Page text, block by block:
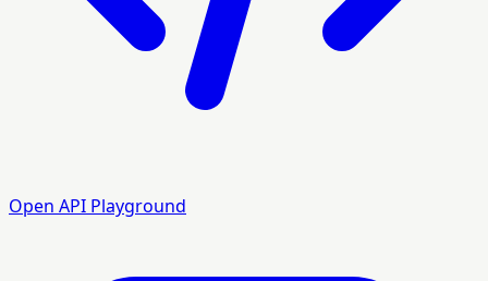
Open API Playground